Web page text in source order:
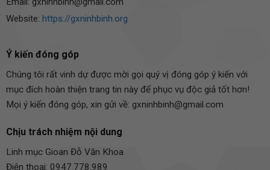
Website: https://gxninhbinh.org
Ý kiến đóng góp
Chúng tôi rất vinh dự được mời gọi quý vị đóng góp ý kiến với
mục đích hoàn thiện trang tin này để phục vụ độc giả tốt hơn!
Mọi ý kiến đóng góp, xin gửi về: gxninhbinh@gmail.com
Chịu trách nhiệm nội dung
Linh mục Gioan Đỗ Văn Khoa
Điện thoại: 0947.778.989